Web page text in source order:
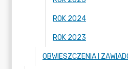
ROK 2024
ROK 2023